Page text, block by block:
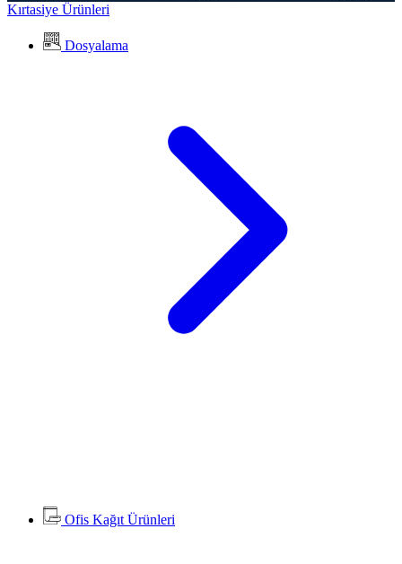
Kırtasiye Ürünleri
Dosyalama
Ofis Kağıt Ürünleri